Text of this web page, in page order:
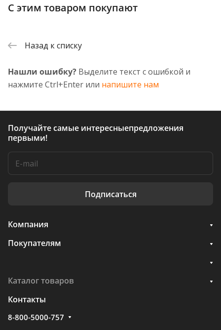
С этим товаром покупают
Назад к списку
Нашли ошибку? Выделите текст с ошибкой и
нажмите Ctrl+Enter или напишите нам
Получайте самые интересныепредложения
первыми!
Подписаться
Компания
Покупателям
Каталог товаров
Контакты
8-800-5000-757